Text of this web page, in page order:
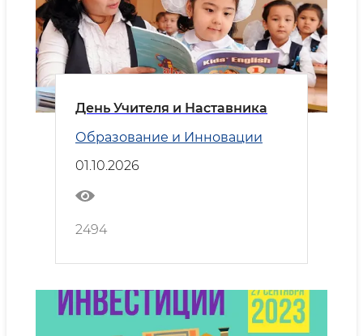
День Учителя и Наставника
Образование и Инновации
01.10.2026
2494